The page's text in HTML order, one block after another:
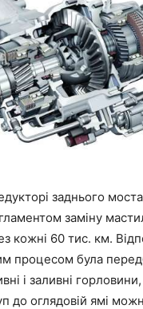
заднього
заміну
кожні 60 тис. км.
процесом була
і заливні
до оглядовій ямі